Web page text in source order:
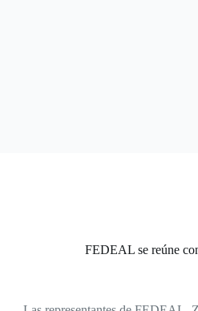
FEDEAL se reúne